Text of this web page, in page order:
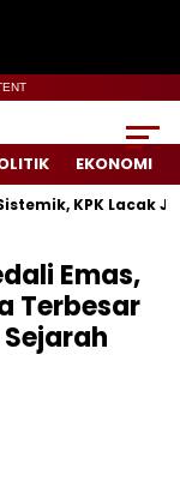
EKONOMI
KPK Lacak Jejak
Emas,
Terbesar